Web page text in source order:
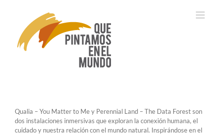
Qualia – You Matter to Me y Perennial Land – The Data Forest son
dos instalaciones inmersivas que exploran la conexión humana, el
cuidado y nuestra relación con el mundo natural. Inspirándose en el